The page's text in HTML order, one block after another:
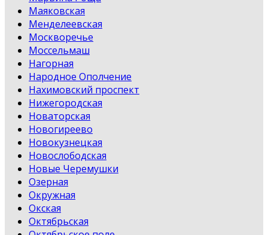
Маяковская
Менделеевская
Москворечье
Моссельмаш
Нагорная
Народное Ополчение
Нахимовский проспект
Нижегородская
Новаторская
Новогиреево
Новокузнецкая
Новослободская
Новые Черемушки
Озерная
Окружная
Окская
Октябрьская